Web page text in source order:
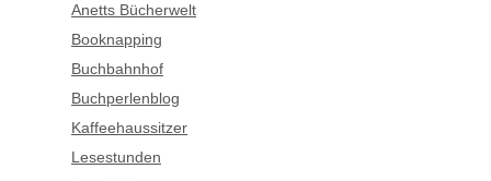
Anetts Bücherwelt
Booknapping
Buchbahnhof
Buchperlenblog
Kaffeehaussitzer
Lesestunden